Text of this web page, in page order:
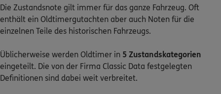
Die Zustandsnote gilt immer für das ganze Fahrzeug. Oft
enthält ein Oldtimergutachten aber auch Noten für die
einzelnen Teile des historischen Fahrzeugs.
Üblicherweise werden Oldtimer in 5 Zustandskategorien
eingeteilt. Die von der Firma Classic Data festgelegten
Definitionen sind dabei weit verbreitet.